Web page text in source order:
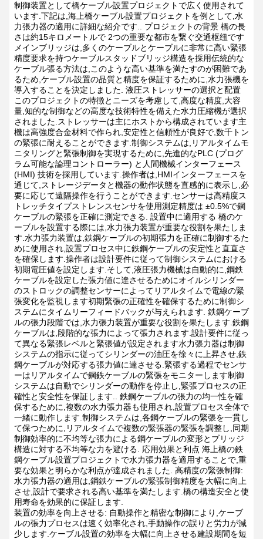
制御装置として橋ケーブル設置プロジェクトで広く使用されて
います.下記は,海上橋ケーブル設置プロジェクトを例として,水
力張力器の適用に詳細な紹介です..
プロジェクトの背景 橋の長
さは約15キロメートルで 2つの重要な都市を繋ぐ交通枢纽です
メインブリッジは,多くのケーブルとケーブルに非常に高い緊張
精度要求を持つケーブルスタッドブリッジ構造を採用伝統的な
ケーブル張る方法は,このような高い基準を満たすのが困難であ
るため,ケーブル設置の品質と精度を保証するために,水力張機を
導入することを決定しました. 液圧ストレッサーの選択と配置
このプロジェクトの特徴とニーズを考慮して,高度な精度,大容
量,知的な制御などの高度な技術特性を備えた水力圧縮機が選択
されました.ストレッサーは主にホストから構成されています主
機は高強度合金材料で作られ,安定性と信頼性が良好で,数千トン
の緊張に耐えることができます.制御システムは,リアルタイムモ
ニタリングと緊張制御を実現するために,先進的なPLC (プログ
ラム可能な論理コントローラー) と人間機械インターフェース
(HMI) 技術を採用しています.操作者は,HMIインターフェースを
通じて,ストレージデータと機器の動作状態を直感的に表示し,必
要に応じて遠隔操作を行うことができます.センサーは高精度ス
トレッチタイプストレンスセンサを使用測定精度は ±0.5%で鋼
ケーブルの緊張を正確に測定できる. 設置中に適用する 橋のケ
ーブルを設置する際には,水力張力装置が重要な役割を果たしま
す.水力張力装置は,鉄鋼ケーブルの初期張力を正確に制御するた
めに使用され,設置プロセス中に鉄鋼ケーブルの安定性と直直さ
を確保します.操作者は設計要件に従って制御システムにおける
初期電圧値を設定します.そして,液圧張力機械は自動的に,鋼鉄
ケーブルを設定した張力値に達させるためにオイルシリンダー
のストロックの調整センサーによってリアルタイムで電線の緊
張変化を監視します初期緊張の正確性を確保するために制御シ
ステムにタイムリーフィードバックが与えられます. 鉄鋼ケーブ
ルの張力段階では,水力張力装置が重要な役割を果たします.鉄鋼
ケーブルは,段階的な張力によって張力されます.設計要件に従っ
て異なる緊張レベルと緊張値が設定されます水力張力器は制御
システムの指示に従ってシリンダーの油圧を徐々に上昇させ,鉄
鋼ケーブルが対応する張力値に達させる.緊張する過程でセンサ
ーはリアルタイムで鋼鉄ケーブルの緊張をモニターします制御
システムは自動でシリンダーの動作を停止し,緊張プロセスの正
確性と安全性を保証します..
鉄鋼ケーブルの張力の均一性を確
保するために,複数の水力張力器も使用され,設置プロセス全体で
一緒に動作します.制御システムは,各鋼ケーブルの緊張を一貫し
て保つために,リアルタイムで複数の緊張器の緊張を調整し,同期
制御効率的に不均等な張力による鋼ケーブルの変形とブリッジ
構造に対する不均等な力を避ける.
応用効果と利点 海上橋の鉄
鋼ケーブル設置プロジェクトで水力張力器を適用することで,重
要な効果と明らかな利点が達成されました. 高精度の緊張制御:
水力張力器の適用は,鋼鉄ケーブルの緊張制御精度を大幅に向上
させ,設計で要求される高い基準を満たします.橋の構造安全と使
用寿命を効果的に保証します.
装置の効率を向上させる: 自動操作と精密な制御により,ケーブ
ルの張力プロセスは速く効率化され,手動操作の誤りと労力が減
少します.ケーブル設置の効率を大幅に向上させる建設期間を短